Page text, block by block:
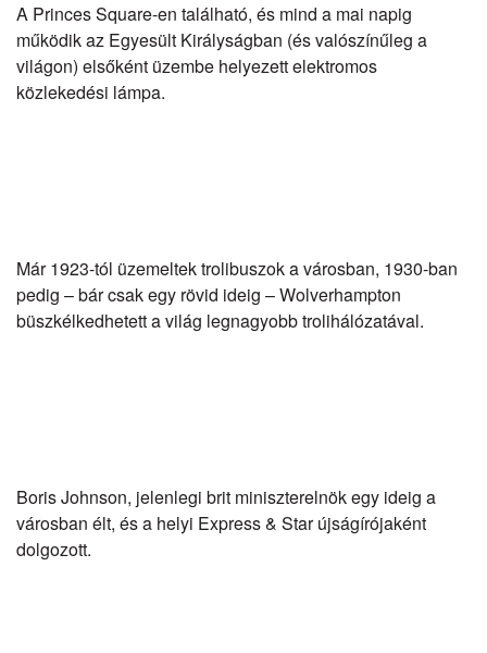
A Princes Square-en található, és mind a mai napig
működik az Egyesült Királyságban (és valószínűleg a
világon) elsőként üzembe helyezett elektromos
közlekedési lámpa.
Már 1923-tól üzemeltek trolibuszok a városban, 1930-ban
pedig – bár csak egy rövid ideig – Wolverhampton
büszkélkedhetett avilág legnagyobb trolihálózatával.
Boris Johnson, jelenlegi brit miniszterelnök egy ideig a
városban élt, és a helyi Express & Star újságírójaként
dolgozott.